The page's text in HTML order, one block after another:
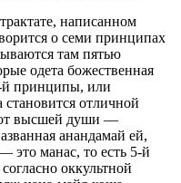
написанном
о семи принципах
там пятью
одета божественная
й принципы, или
отличной
от высшей души —
анандамай ей,
это манас, то есть 5-й
согласно оккультной